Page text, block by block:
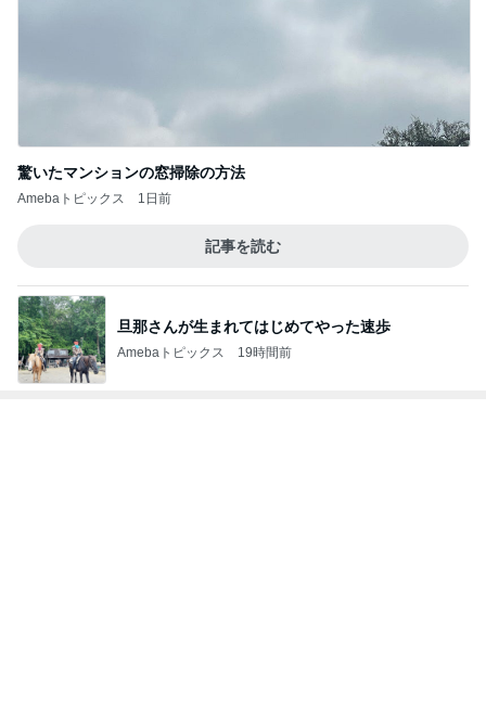
驚いたマンションの窓掃除の方法
Amebaトピックス 1日前
記事を読む
旦那さんが生まれてはじめてやった速歩
Amebaトピックス 19時間前